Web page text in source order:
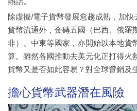
除虛擬/電子貨幣發展愈趨成熟，加
貨幣流通外，金磚五國（巴西、俄羅
非）、中東等國家，亦開始以本地貨
算。雖然各國推動去美元化正打得火
貨幣又是否如此容易？對全球營銷及
擔心貨幣武器潛在風險